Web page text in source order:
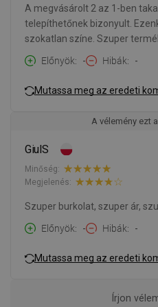
A megvásárolt 2 az 1-ben
telepíthetőnek bizonyult.
szokatlan színe. Szuper
Előnyök
- Hibák -
Mutassa meg az eredeti
A vélemény ezt
GiulS
Minőség:
Megjelenés:
Szuper burkolat, szuper ár,
Előnyök
- Hibák -
Mutassa meg az eredeti
Írjon